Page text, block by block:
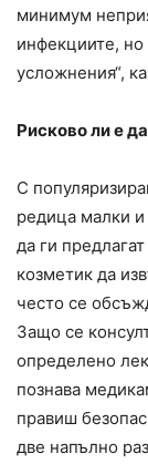
минимум
инфекциите,
усложнения“,
Рисково ли е
С
редица малки
да ги
козметик да
често се
Защо се
определено
познава
правиш
две напълно